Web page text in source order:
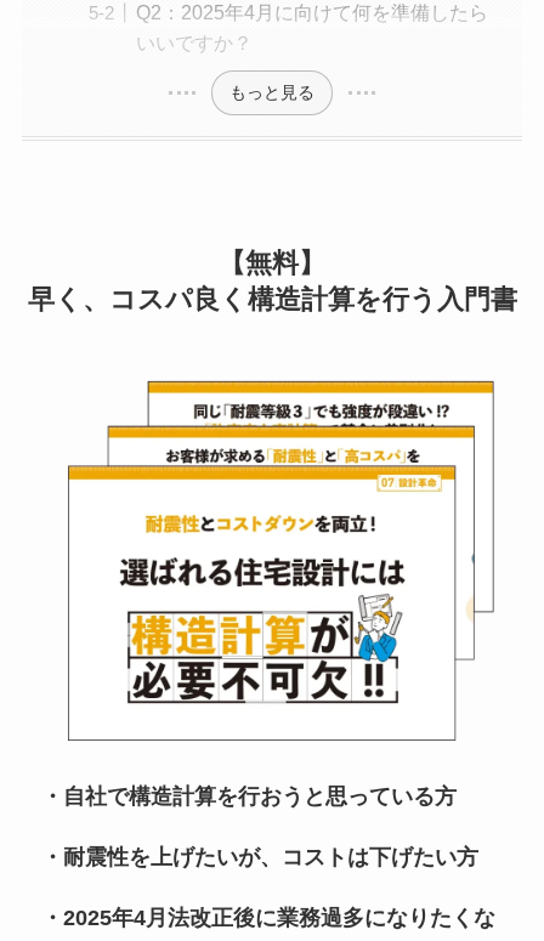
Q2：2025年4月に向けて何を準備したら
いいですか？
もっと見る
【無料】
早く、コスパ良く構造計算を行う入門書
・自社で構造計算を行おうと思っている方
・耐震性を上げたいが、コストは下げたい方
・2025年4月法改正後に業務過多になりたくな